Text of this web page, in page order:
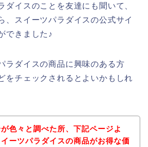
ダイスのことを友達にも聞いて、
、スイーツパラダイスの公式サイ
できました♪
ラダイスの商品に興味のある方
をチェックされるとよいかもしれ
色々と調べた所、下記ページよ
イーツパラダイスの商品がお得な価